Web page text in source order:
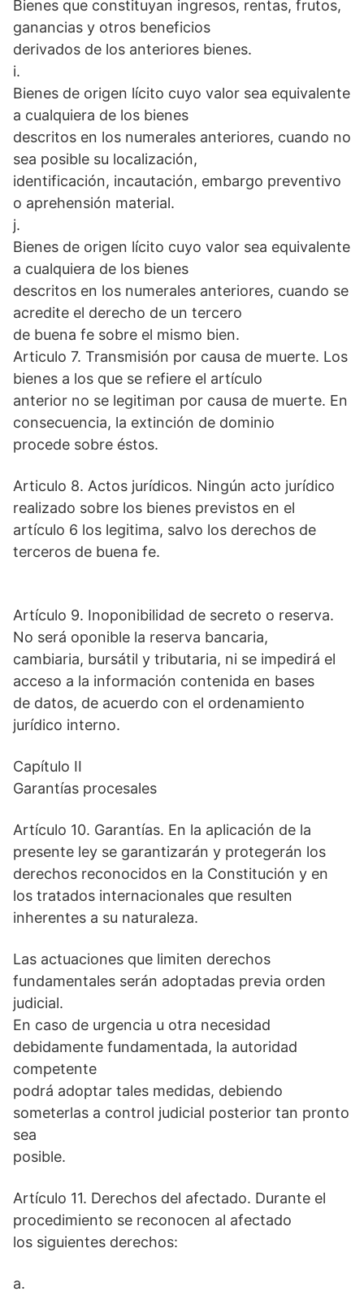
Bienes que constituyan ingresos, rentas, frutos,
ganancias y otros beneficios
derivados de los anteriores bienes.
i.
Bienes de origen lícito cuyo valor sea equivalente
a cualquiera de los bienes
descritos en los numerales anteriores, cuando no
sea posible su localización,
identificación, incautación, embargo preventivo
o aprehensión material.
j.
Bienes de origen lícito cuyo valor sea equivalente
a cualquiera de los bienes
descritos en los numerales anteriores, cuando se
acredite el derecho de un tercero
de buena fe sobre el mismo bien.
Articulo 7. Transmisión por causa de muerte. Los
bienes a los que se refiere el artículo
anterior no se legitiman por causa de muerte. En
consecuencia, la extinción de dominio
procede sobre éstos.
Articulo 8. Actos jurídicos. Ningún acto jurídico
realizado sobre los bienes previstos en el
artículo 6 los legitima, salvo los derechos de
terceros de buena fe.
Artículo 9. Inoponibilidad de secreto o reserva.
No será oponible la reserva bancaria,
cambiaria, bursátil y tributaria, ni se impedirá el
acceso a la información contenida en bases
de datos, de acuerdo con el ordenamiento
jurídico interno.
Capítulo II
Garantías procesales
Artículo 10. Garantías. En la aplicación de la
presente ley se garantizarán y protegerán los
derechos reconocidos en la Constitución y en
los tratados internacionales que resulten
inherentes a su naturaleza.
Las actuaciones que limiten derechos
fundamentales serán adoptadas previa orden
judicial.
En caso de urgencia u otra necesidad
debidamente fundamentada, la autoridad
competente
podrá adoptar tales medidas, debiendo
someterlas a control judicial posterior tan pronto
sea
posible.
Artículo 11. Derechos del afectado. Durante el
procedimiento se reconocen al afectado
los siguientes derechos:
a.